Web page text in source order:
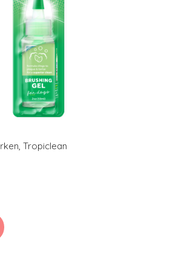
, Tropiclean